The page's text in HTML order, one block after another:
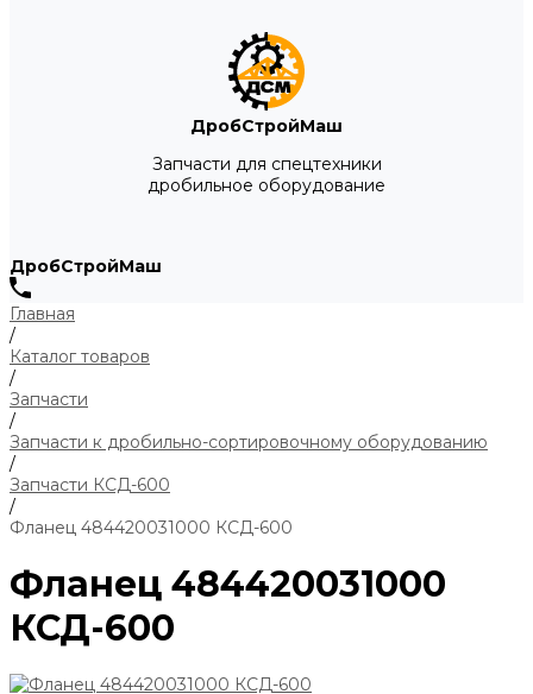
ДробСтройМаш
Запчасти для спецтехники
дробильное оборудование
ДробСтройМаш
Главная
/
Каталог товаров
/
Запчасти
/
Запчасти к дробильно-сортировочному оборудованию
/
Запчасти КСД-600
/
Фланец 484420031000 КСД-600
Фланец 484420031000
КСД-600